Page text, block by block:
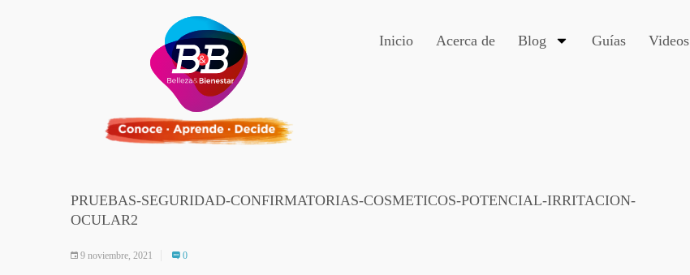
Inicio Acerca de Blog Guías Videos
PRUEBAS-SEGURIDAD-CONFIRMATORIAS-COSMETICOS-POTENCIAL-IRRITACION-
OCULAR2
9 noviembre, 2021 0